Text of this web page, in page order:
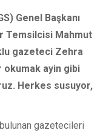
Genel Başkanı
Temsilcisi Mahmut
gazeteci Zehra
okumak ayin gibi
Herkes susuyor,
gazetecileri